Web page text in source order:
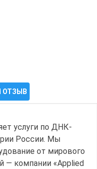
ОТЗЫВ
услуги по ДНК-
России. Мы
от мирового
— компании «Applied